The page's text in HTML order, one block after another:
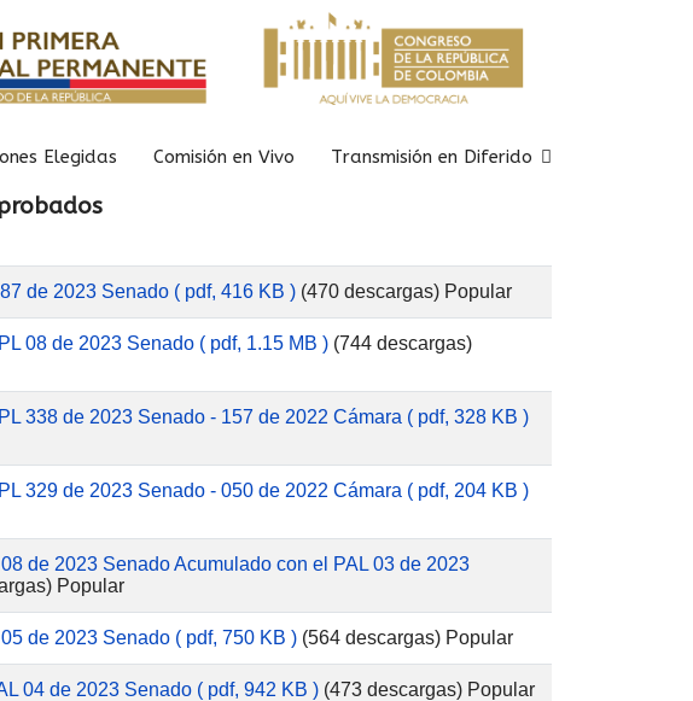
Elegidas Comisión en Vivo Transmisión en Diferido
de 2023 Senado ( pdf, 416 KB ) (470 descargas) Popular
08 de 2023 Senado ( pdf, 1.15 MB ) (744 descargas)
338 de 2023 Senado - 157 de 2022 Cámara ( pdf, 328 KB )
329 de 2023 Senado - 050 de 2022 Cámara ( pdf, 204 KB )
de 2023 Senado Acumulado con el PAL 03 de 2023
Popular
de 2023 Senado ( pdf, 750 KB ) (564 descargas) Popular
04 de 2023 Senado ( pdf, 942 KB ) (473 descargas) Popular